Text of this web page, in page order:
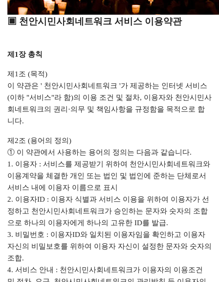
▣ 천안시민사회네트워크 서비스 이용약관
제1장 총칙
제1조 (목적)
이 약관은 ' 천안시민사회네트워크 '가 제공하는 인터넷 서비스
(이하 "서비스"라 함)의 이용 조건 및 절차, 이용자와 천안시민사
회네트워크의 권리·의무 및 책임사항을 규정함을 목적으로 합
니다.
제2조 (용어의 정의)
① 이 약관에서 사용하는 용어의 정의는 다음과 같습니다.
1. 이용자 : 서비스를 제공받기 위하여 천안시민사회네트워크와
이용계약을 체결한 개인 또는 법인 및 법인에 준하는 단체로서
서비스 내에 이용자 이름으로 표시
2. 이용자ID : 이용자 식별과 서비스 이용을 위하여 이용자가 선
정하고 천안시민사회네트워크가 승인하는 문자와 숫자의 조합
으로 하나의 이용자에게 하나의 고유한 ID를 발급.
3. 비밀번호 : 이용자ID와 일치된 이용자임을 확인하고 이용자
자신의 비밀보호를 위하여 이용자 자신이 설정한 문자와 숫자의
조합.
4. 서비스 안내 : 천안시민사회네트워크가 이용자의 이용조건